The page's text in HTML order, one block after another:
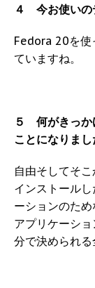
４ 今お使いの
Fedora 20を使
ていますね。
５ 何がきっか
ことになりまし
自由そしてそ
インストール
ーションのた
アプリケーシ
分で決められる